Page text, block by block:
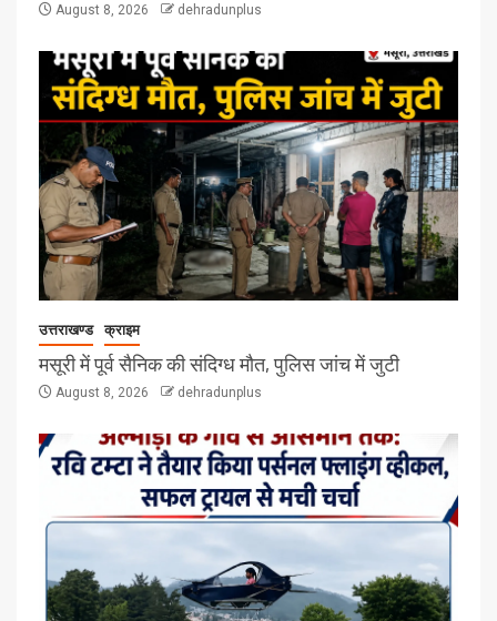
August 8, 2026 dehradunplus
उत्तराखण्ड क्राइम
मसूरी में पूर्व सैनिक की संदिग्ध मौत, पुलिस जांच में जुटी
August 8, 2026 dehradunplus